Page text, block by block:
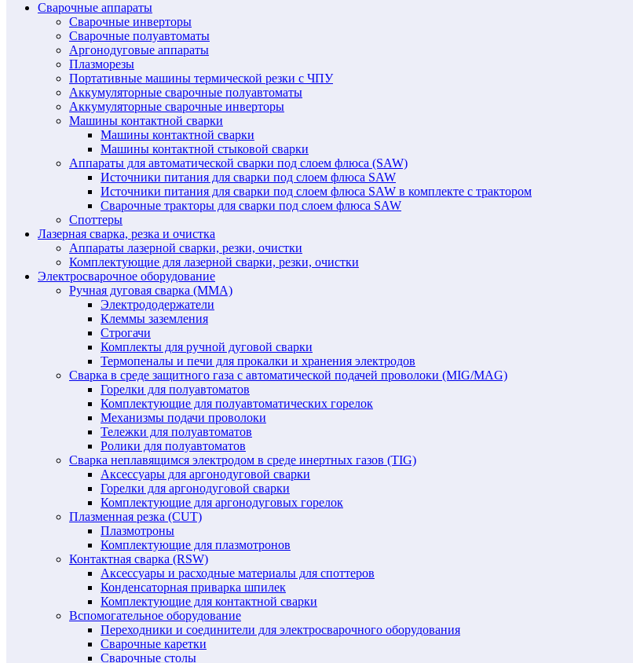
Сварочные аппараты
Сварочные инверторы
Сварочные полуавтоматы
Аргонодуговые аппараты
Плазморезы
Портативные машины термической резки с ЧПУ
Аккумуляторные сварочные полуавтоматы
Аккумуляторные сварочные инверторы
Машины контактной сварки
Машины контактной сварки
Машины контактной стыковой сварки
Аппараты для автоматической сварки под слоем флюса (SAW)
Источники питания для сварки под слоем флюса SAW
Источники питания для сварки под слоем флюса SAW в комплекте с трактором
Сварочные тракторы для сварки под слоем флюса SAW
Споттеры
Лазерная сварка, резка и очистка
Аппараты лазерной сварки, резки, очистки
Комплектующие для лазерной сварки, резки, очистки
Электросварочное оборудование
Ручная дуговая сварка (MMA)
Электрододержатели
Клеммы заземления
Строгачи
Комплекты для ручной дуговой сварки
Термопеналы и печи для прокалки и хранения электродов
Сварка в среде защитного газа с автоматической подачей проволоки (MIG/MAG)
Горелки для полуавтоматов
Комплектующие для полуавтоматических горелок
Механизмы подачи проволоки
Тележки для полуавтоматов
Ролики для полуавтоматов
Сварка неплавящимся электродом в среде инертных газов (TIG)
Аксессуары для аргонодуговой сварки
Горелки для аргонодуговой сварки
Комплектующие для аргонодуговых горелок
Плазменная резка (CUT)
Плазмотроны
Комплектующие для плазмотронов
Контактная сварка (RSW)
Аксессуары и расходные материалы для споттеров
Конденсаторная приварка шпилек
Комплектующие для контактной сварки
Вспомогательное оборудование
Переходники и соединители для электросварочного оборудования
Сварочные каретки
Сварочные столы